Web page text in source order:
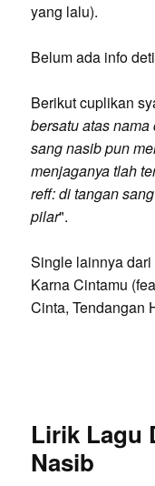
yang lalu).
Belum ada info
Berikut cuplikan
bersatu atas
sang nasib pun
menjaganya tlah
reff: di tangan
pilar".
Single lainnya
Karna Cintamu
Cinta, Tendangan
Lirik Lagu
Nasib